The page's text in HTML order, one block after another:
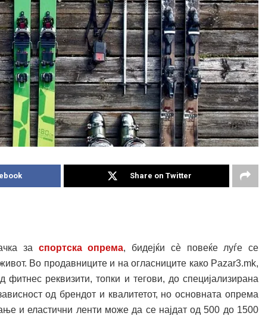
Share on Twitter
за спортска опрема, бидејќи сè повеќе луѓе се
Во продавниците и на огласниците како Pazar3.mk,
реквизити, топки и тегови, до специјализирана
од брендот и квалитетот, но основната опрема
и еластични ленти може да се најдат од 500 до 1500